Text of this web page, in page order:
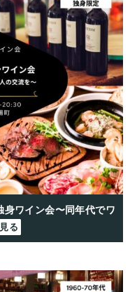
身ワイン会〜同年代でワ
る